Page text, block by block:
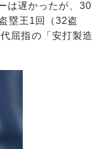
は遅かったが、30
塁王1回（32盗
屈指の「安打製造